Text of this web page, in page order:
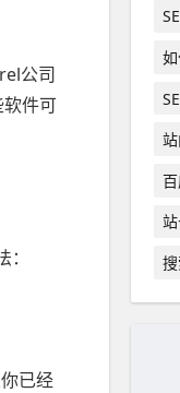
公司
件可
已经